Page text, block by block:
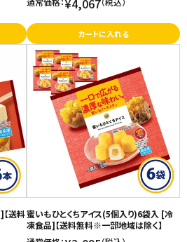
¥4,067
カートに入れる
送料蜜いもひとくちアイス(5個入り)6袋入 [冷
凍食品]【送料無料※一部地域は除く】